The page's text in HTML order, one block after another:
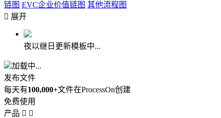
链图 EVC企业价值链图 其他流程图
 展开
夜以继日更新模板中...
加载中...
发布文件
每天有100,000+文件在ProcessOn创建
免费使用
产品  